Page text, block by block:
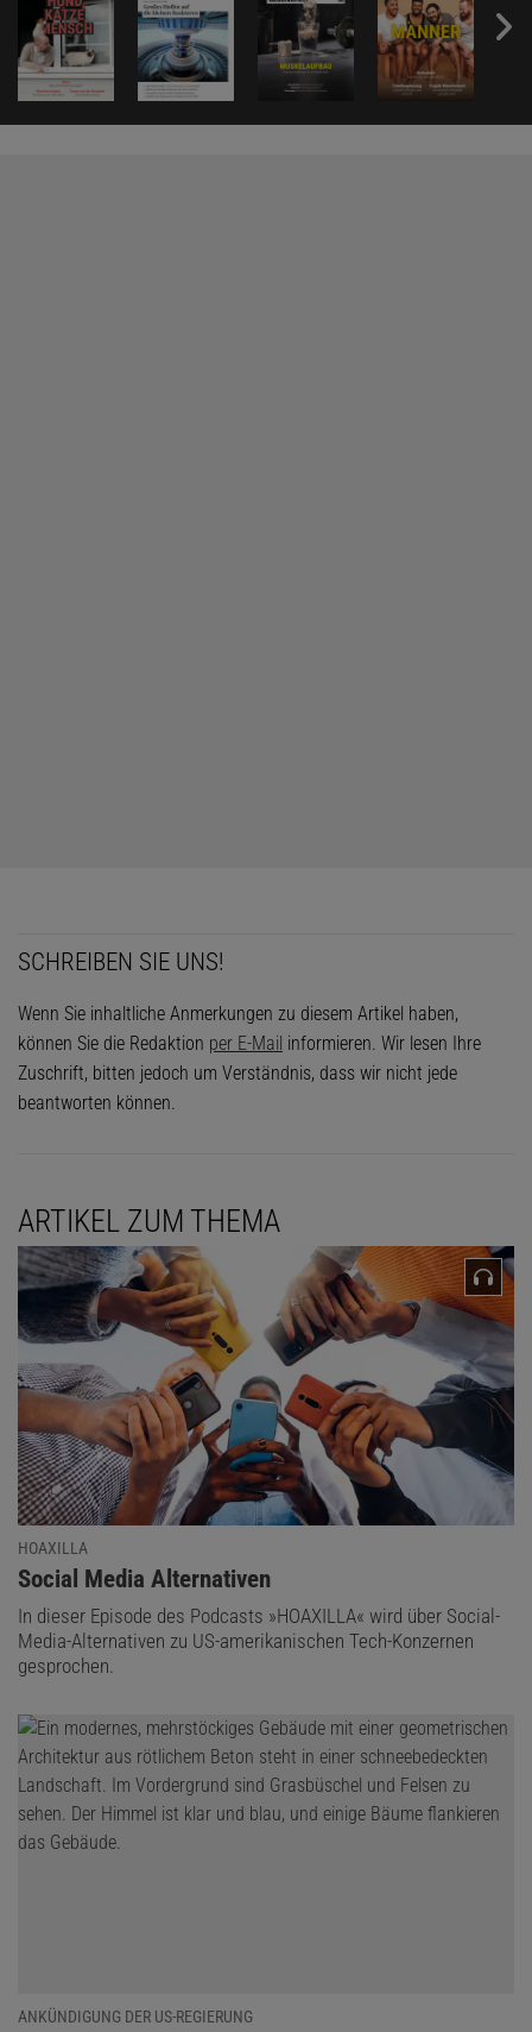
SCHREIBEN SIE UNS!
Wenn Sie inhaltliche Anmerkungen zu diesem Artikel haben,
können Sie die Redaktion per E-Mail informieren. Wir lesen Ihre
Zuschrift, bitten jedoch um Verständnis, dass wir nicht jede
beantworten können.
ARTIKEL ZUM THEMA
HOAXILLA
:
Social Media Alternativen
In dieser Episode des Podcasts »HOAXILLA« wird über Social-
Media-Alternativen zu US-amerikanischen Tech-Konzernen
gesprochen.
ANKÜNDIGUNG DER US-REGIERUNG